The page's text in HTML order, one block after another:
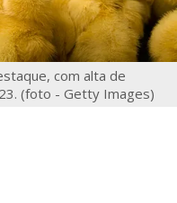
com alta de
(foto - Getty Images)